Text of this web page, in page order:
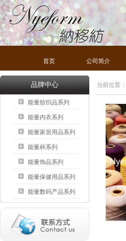
首页 公司简介
品牌中心
能量纺织品系列
能量内衣系列
能量家居用品系列
能量杯系列
能量饰品系列
能量保健用品系列
能量数码产品系列
当前位置：